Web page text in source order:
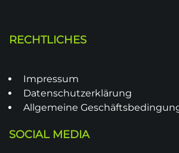
RECHTLICHES
Impressum
Datenschutzerklärung
Allgemeine
SOCIAL MEDIA